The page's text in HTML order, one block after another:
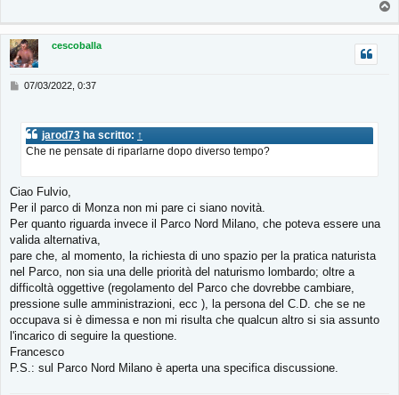
g
i
o
p
cescoballa
M
o
07/03/2022, 0:37
jarod73 ha scritto: ↑
Che ne pensate di riparlarne dopo diverso tempo?
Ciao Fulvio,
Per il parco di Monza non mi pare ci siano novità.
Per quanto riguarda invece il Parco Nord Milano, che poteva essere una
valida alternativa,
pare che, al momento, la richiesta di uno spazio per la pratica naturista
nel Parco, non sia una delle priorità del naturismo lombardo; oltre a
difficoltà oggettive (regolamento del Parco che dovrebbe cambiare,
pressione sulle amministrazioni, ecc ), la persona del C.D. che se ne
occupava si è dimessa e non mi risulta che qualcun altro si sia assunto
l'incarico di seguire la questione.
Francesco
P.S.: sul Parco Nord Milano è aperta una specifica discussione.